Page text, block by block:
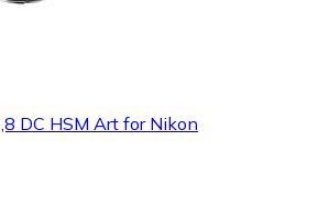
DC HSM Art for Nikon